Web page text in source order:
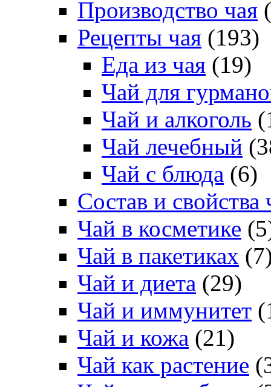
Производство чая
Рецепты чая (193)
Еда из чая (19)
Чай для
Чай и алкоголь
Чай лечебный
Чай с блюда (6)
Состав и свойства
Чай в косметике
Чай в пакетиках
Чай и диета (29)
Чай и иммунитет
Чай и кожа (21)
Чай как растение